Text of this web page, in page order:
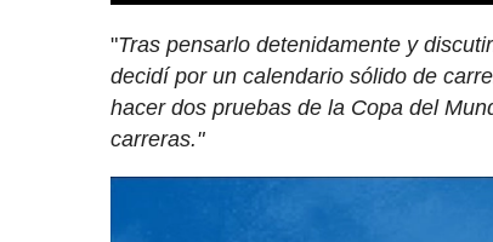
"Tras pensarlo detenidamente y
decidí por un calendario sólido de
hacer dos pruebas de la Copa del
carreras."